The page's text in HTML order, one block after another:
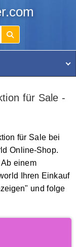
für Sale -
für Sale bei
Online-Shop.
einem
Ihren Einkauf
und folge